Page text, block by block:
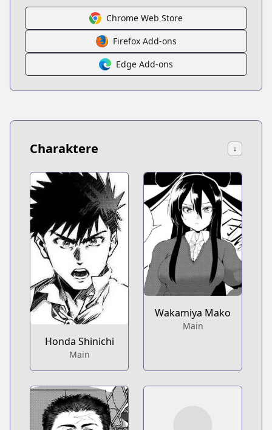
Chrome Web Store
Firefox Add-ons
Edge Add-ons
Charaktere ↓
Honda Shinichi
Main
Wakamiya Mako
Main